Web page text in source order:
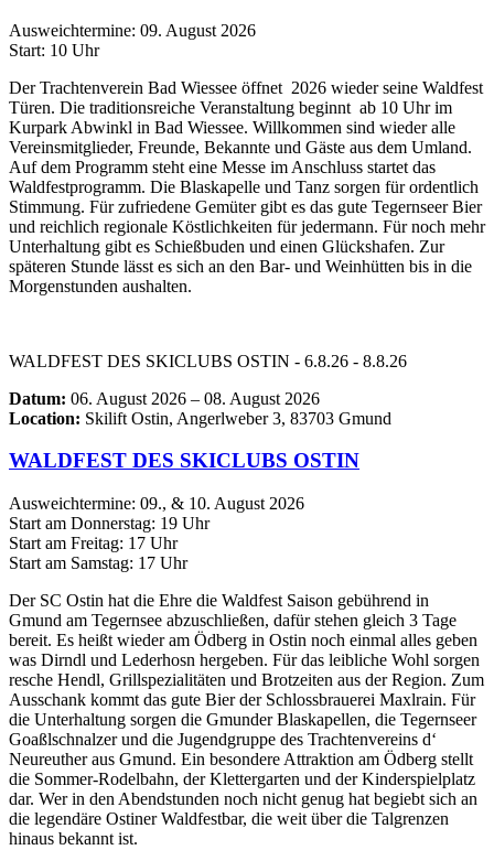
Ausweichtermine: 09. August 2026
Start: 10 Uhr
Der Trachtenverein Bad Wiessee öffnet 2026 wieder seine Waldfest
Türen. Die traditionsreiche Veranstaltung beginnt ab 10 Uhr im
Kurpark Abwinkl in Bad Wiessee. Willkommen sind wieder alle
Vereinsmitglieder, Freunde, Bekannte und Gäste aus dem Umland.
Auf dem Programm steht eine Messe im Anschluss startet das
Waldfestprogramm. Die Blaskapelle und Tanz sorgen für ordentlich
Stimmung. Für zufriedene Gemüter gibt es das gute Tegernseer Bier
und reichlich regionale Köstlichkeiten für jedermann. Für noch mehr
Unterhaltung gibt es Schießbuden und einen Glückshafen. Zur
späteren Stunde lässt es sich an den Bar- und Weinhütten bis in die
Morgenstunden aushalten.
WALDFEST DES SKICLUBS OSTIN - 6.8.26 - 8.8.26
Datum: 06. August 2026 – 08. August 2026
Location: Skilift Ostin, Angerlweber 3, 83703 Gmund
WALDFEST DES SKICLUBS OSTIN
Ausweichtermine: 09., & 10. August 2026
Start am Donnerstag: 19 Uhr
Start am Freitag: 17 Uhr
Start am Samstag: 17 Uhr
Der SC Ostin hat die Ehre die Waldfest Saison gebührend in
Gmund am Tegernsee abzuschließen, dafür stehen gleich 3 Tage
bereit. Es heißt wieder am Ödberg in Ostin noch einmal alles geben
was Dirndl und Lederhosn hergeben. Für das leibliche Wohl sorgen
resche Hendl, Grillspezialitäten und Brotzeiten aus der Region. Zum
Ausschank kommt das gute Bier der Schlossbrauerei Maxlrain. Für
die Unterhaltung sorgen die Gmunder Blaskapellen, die Tegernseer
Goaßlschnalzer und die Jugendgruppe des Trachtenvereins d‘
Neureuther aus Gmund. Ein besondere Attraktion am Ödberg stellt
die Sommer-Rodelbahn, der Klettergarten und der Kinderspielplatz
dar. Wer in den Abendstunden noch nicht genug hat begiebt sich an
die legendäre Ostiner Waldfestbar, die weit über die Talgrenzen
hinaus bekannt ist.